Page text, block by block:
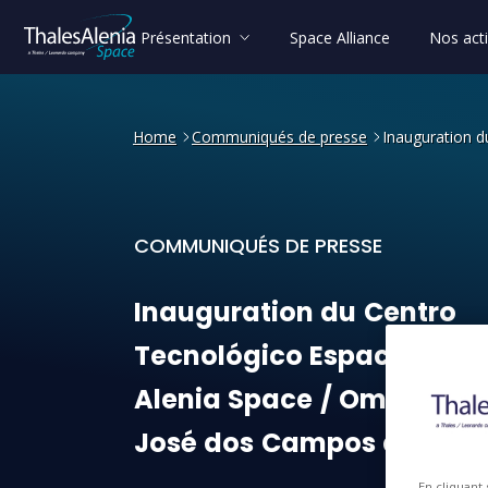
Présentation Space Alliance Nos
Home Communiqués de presse Inauguration
COMMUNIQUÉS DE PRESSE
Inauguration du Centro
Inauguration du Centro
Tecnológico Espacial
Alenia Space / Omnisysà
José dos Campos au